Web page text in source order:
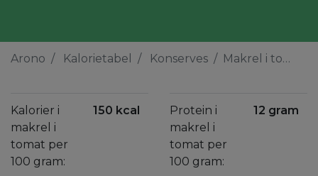
Arono Kalorietabel Konserves Makrel i tomat
Kalorier i
makrel i
tomat per
100 gram:
150 kcal
Protein i
makrel i
tomat per
100 gram:
12 gram